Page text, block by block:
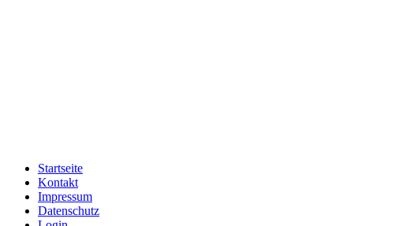
Startseite
Kontakt
Impressum
Datenschutz